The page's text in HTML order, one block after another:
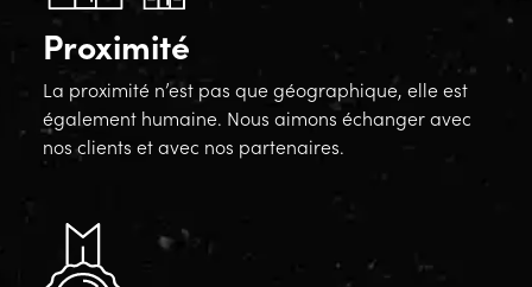
Proximité
La proximité n’est pas que géographique, elle est
également humaine. Nous aimons échanger avec
nos clients et avec nos partenaires.